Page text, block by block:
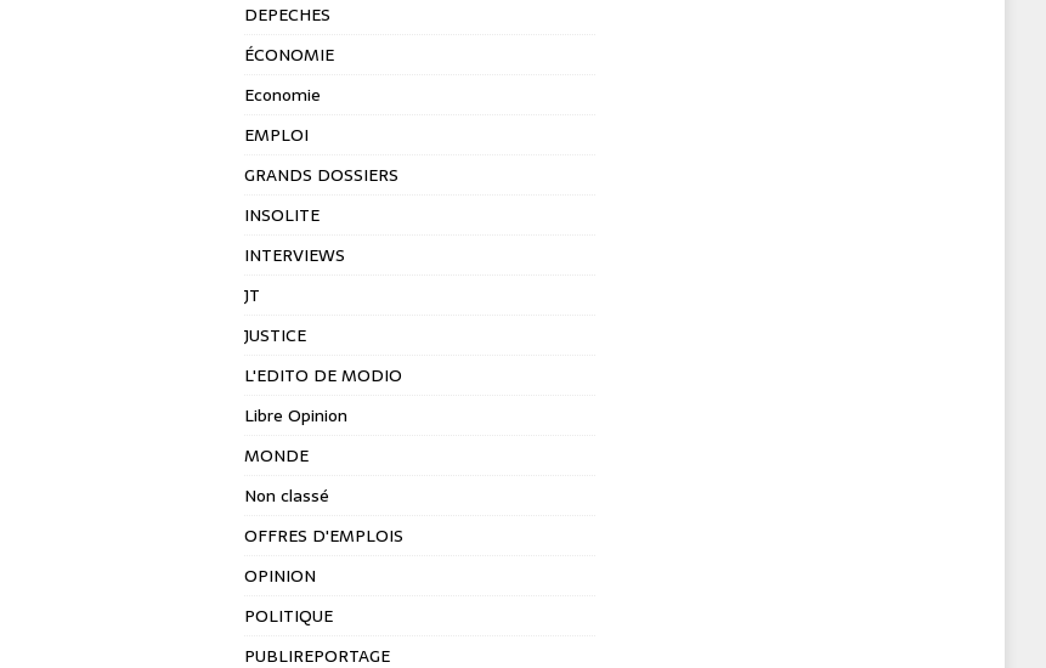
DEPECHES
ÉCONOMIE
Economie
EMPLOI
GRANDS DOSSIERS
INSOLITE
INTERVIEWS
JT
JUSTICE
L'EDITO DE MODIO
Libre Opinion
MONDE
Non classé
OFFRES D'EMPLOIS
OPINION
POLITIQUE
PUBLIREPORTAGE